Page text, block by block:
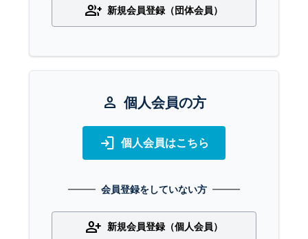
group_add 新規会員登録（団体会員）
person 個人会員の方
login 個人会員はこちら
会員登録をしていない方
person_add 新規会員登録（個人会員）